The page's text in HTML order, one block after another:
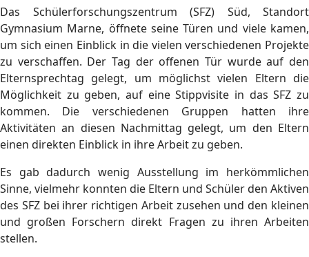
Das Schülerforschungszentrum (SFZ) Süd, Standort
Gymnasium Marne, öffnete seine Türen und viele kamen,
um sich einen Einblick in die vielen verschiedenen Projekte
zu verschaffen. Der Tag der offenen Tür wurde auf den
Elternsprechtag gelegt, um möglichst vielen Eltern die
Möglichkeit zu geben, auf eine Stippvisite in das SFZ zu
kommen. Die verschiedenen Gruppen hatten ihre
Aktivitäten an diesen Nachmittag gelegt, um den Eltern
einen direkten Einblick in ihre Arbeit zu geben.
Es gab dadurch wenig Ausstellung im herkömmlichen
Sinne, vielmehr konnten die Eltern und Schüler den Aktiven
des SFZ bei ihrer richtigen Arbeit zusehen und den kleinen
und großen Forschern direkt Fragen zu ihren Arbeiten
stellen.